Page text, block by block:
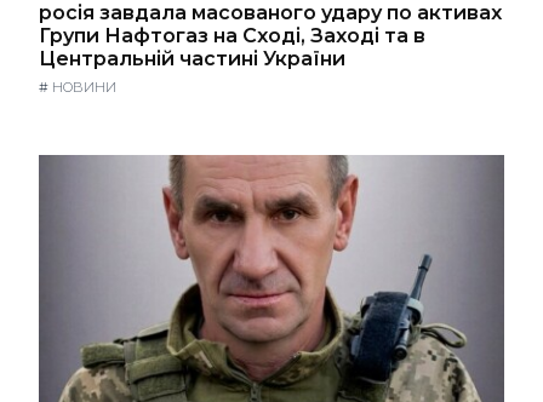
росія завдала масованого удару по активах
Групи Нафтогаз на Сході, Заході та в
Центральній частині України
# НОВИНИ